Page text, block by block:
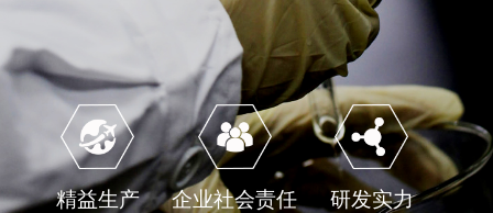
精益生产 企业社会责任 研发实力